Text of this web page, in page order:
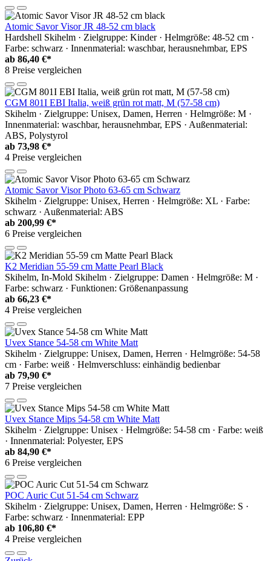
Atomic Savor Visor JR 48-52 cm black
Hardshell Skihelm · Zielgruppe: Kinder · Helmgröße: 48-52 cm ·
Farbe: schwarz · Innenmaterial: waschbar, herausnehmbar, EPS
ab 86,40 €*
8 Preise vergleichen
CGM 801I EBI Italia, weiß grün rot matt, M (57-58 cm)
Skihelm · Zielgruppe: Unisex, Damen, Herren · Helmgröße: M ·
Innenmaterial: waschbar, herausnehmbar, EPS · Außenmaterial:
ABS, Polystyrol
ab 73,98 €*
4 Preise vergleichen
Atomic Savor Visor Photo 63-65 cm Schwarz
Skihelm · Zielgruppe: Unisex, Herren · Helmgröße: XL · Farbe:
schwarz · Außenmaterial: ABS
ab 200,99 €*
6 Preise vergleichen
K2 Meridian 55-59 cm Matte Pearl Black
Skihelm, In-Mold Skihelm · Zielgruppe: Damen · Helmgröße: M ·
Farbe: schwarz · Funktionen: Größenanpassung
ab 66,23 €*
4 Preise vergleichen
Uvex Stance 54-58 cm White Matt
Skihelm · Zielgruppe: Unisex, Damen, Herren · Helmgröße: 54-58
cm · Farbe: weiß · Helmverschluss: einhändig bedienbar
ab 79,90 €*
7 Preise vergleichen
Uvex Stance Mips 54-58 cm White Matt
Skihelm · Zielgruppe: Unisex · Helmgröße: 54-58 cm · Farbe: weiß
· Innenmaterial: Polyester, EPS
ab 84,90 €*
6 Preise vergleichen
POC Auric Cut 51-54 cm Schwarz
Skihelm · Zielgruppe: Unisex, Damen, Herren · Helmgröße: S ·
Farbe: schwarz · Innenmaterial: EPP
ab 106,80 €*
4 Preise vergleichen